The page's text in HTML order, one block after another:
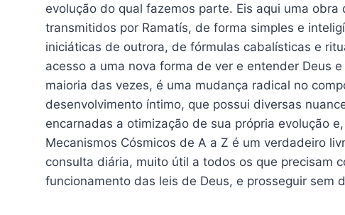
evolução do qual fazemos parte. Eis aqui uma
transmitidos por Ramatís, de forma simples e
iniciáticas de outrora, de fórmulas cabalísticas e
acesso a uma nova forma de ver e entender Deus
maioria das vezes, é uma mudança radical no
desenvolvimento íntimo, que possui diversas
encarnadas a otimização de sua própria evolução
Mecanismos Cósmicos de A a Z é um verdadeiro
consulta diária, muito útil a todos os que precisam
funcionamento das leis de Deus, e prosseguir sem